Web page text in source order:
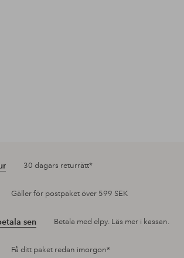
30 dagars returrätt*
Gäller för postpaket över 599 SEK
sen Betala med elpy. Läs mer i kassan.
Få ditt paket redan imorgon*